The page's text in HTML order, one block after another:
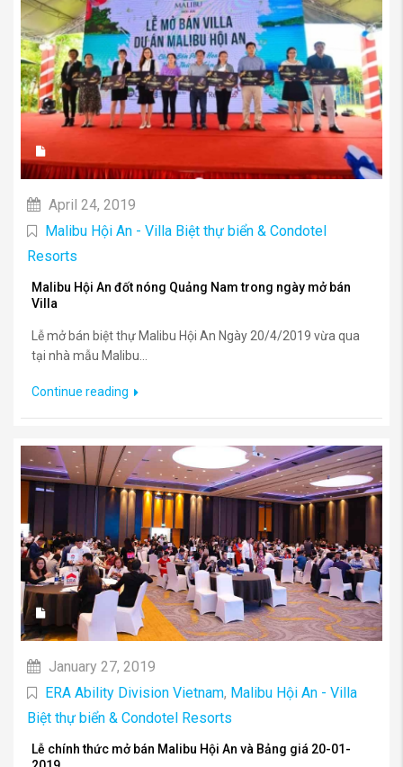
April 24, 2019
Malibu Hội An - Villa Biệt thự biển & Condotel
Resorts
Malibu Hội An đốt nóng Quảng Nam trong ngày mở bán
Villa
Lễ mở bán biệt thự Malibu Hội An Ngày 20/4/2019 vừa qua
tại nhà mẫu Malibu...
Continue reading
January 27, 2019
ERA Ability Division Vietnam, Malibu Hội An - Villa
Biệt thự biển & Condotel Resorts
Lễ chính thức mở bán Malibu Hội An và Bảng giá 20-01-